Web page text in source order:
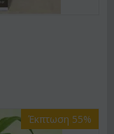
Έκπτωση 55%